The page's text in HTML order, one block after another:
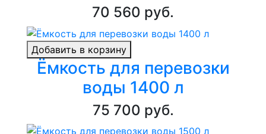
70 560 руб.
Добавить в корзину
Ёмкость для перевозки
воды 1400 л
75 700 руб.